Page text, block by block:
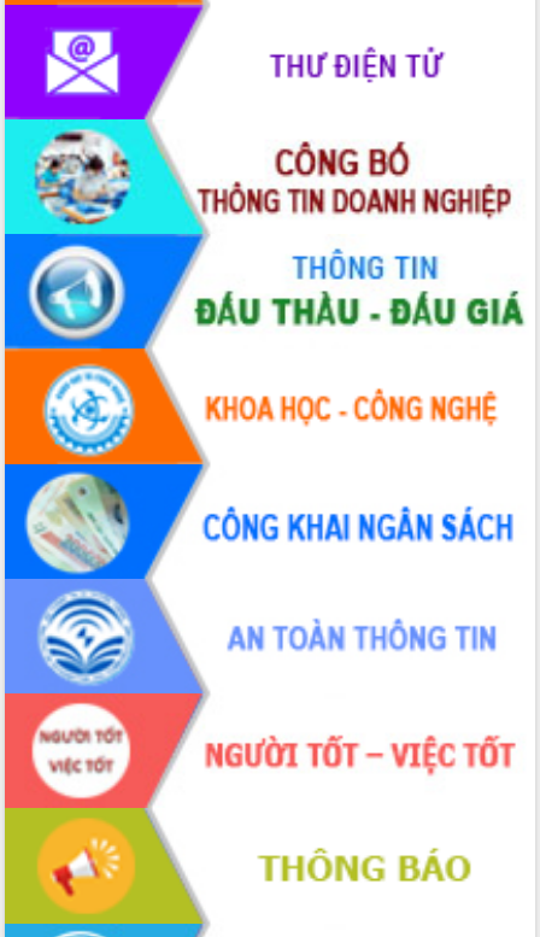
Lấy ý kiến điều chỉnh Quy hoạch tỉnh
Đắk Lắk thời kỳ 2021-2030, tầm nhìn
đến năm 2050
Phát động chiến dịch 30 ngày đêm
giải phóng mặt bằng Tuyến đường bộ
ven biển
Đắk Lắk nỗ lực thúc đẩy tăng trưởng
kinh tế từ 10% trở lên trong Quý
II/2026
Đắk Lắk ký kết thỏa thuận hợp tác về
chuyển đổi số giai đoạn 2026 – 2030
với Tập đoàn Bưu chính Viễn thông
Việt Nam
Thứ trưởng Bộ Y tế làm việc với tỉnh
Đắk Lắk về phát triển nhân lực y tế
cho trạm y tế cấp xã
Du lịch Đắk Lắk nâng tầm trải nghiệm
du khách thông qua Hệ thống cơ sở dữ
liệu và Bản đồ số
Tập huấn ứng dụng trí tuệ nhân tạo (AI)
trong thương mại điện tử năm 2026
Đoàn đại biểu Quốc hội tỉnh Đắk Lắk
trao đổi thông tin trước Kỳ họp thứ
nhất, Quốc hội khóa XVI
Quyết liệt cải cách hành chính, khơi
thông nguồn lực phát triển
Nâng cao hiệu lực, hiệu quả HĐND
tỉnh thông qua hiện đại hóa hành chính
Xã Ea Phê gắn cải cách hành chính với
chuyển đổi số
Phó Chủ tịch Thường trực UBND tỉnh
Hồ Thị Nguyên Thảo làm việc tại Trung
tâm Phục vụ hành chính công xã Ea
Phê
Xây dựng nền hành chính số đồng